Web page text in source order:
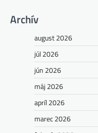
Archív
august 2026
júl 2026
jún 2026
máj 2026
apríl 2026
marec 2026